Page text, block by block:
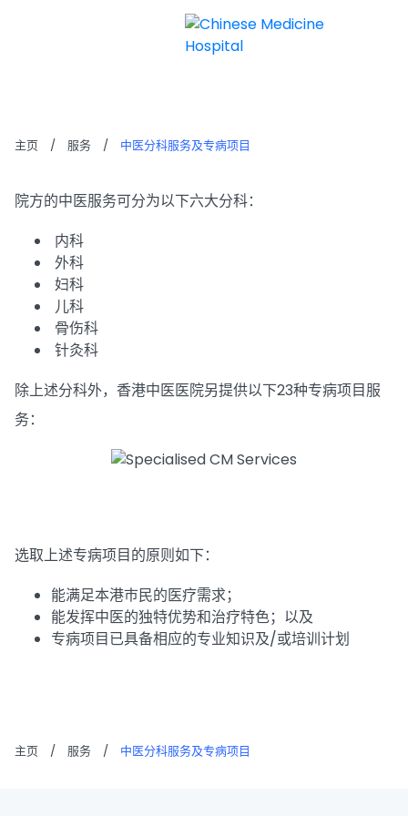
主页 / 服务 / 中医分科服务及专病项目
院方的中医服务可分为以下六大分科：
内科
外科
妇科
儿科
骨伤科
针灸科
除上述分科外，香港中医医院另提供以下23种专病项目服
务：
选取上述专病项目的原则如下：
能满足本港巿民的医疗需求；
能发挥中医的独特优势和治疗特色；以及
专病项目已具备相应的专业知识及/或培训计划
主页 / 服务 / 中医分科服务及专病项目